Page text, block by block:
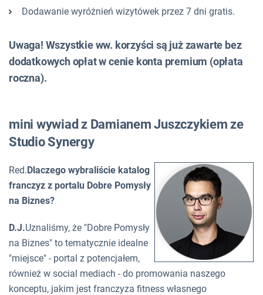
Dodawanie wyróżnień wizytówek przez 7 dni gratis.
Uwaga! Wszystkie ww. korzyści są już zawarte bez
dodatkowych opłat w cenie konta premium (opłata
roczna).
mini wywiad z Damianem Juszczykiem ze
Studio Synergy
Red.Dlaczego wybraliście katalog
franczyz z portalu Dobre Pomysły
na Biznes?
D.J.Uznaliśmy, że "Dobre Pomysły
na Biznes" to tematycznie idealne
"miejsce" - portal z potencjałem,
również w social mediach - do promowania naszego
konceptu, jakim jest franczyza fitness własnego